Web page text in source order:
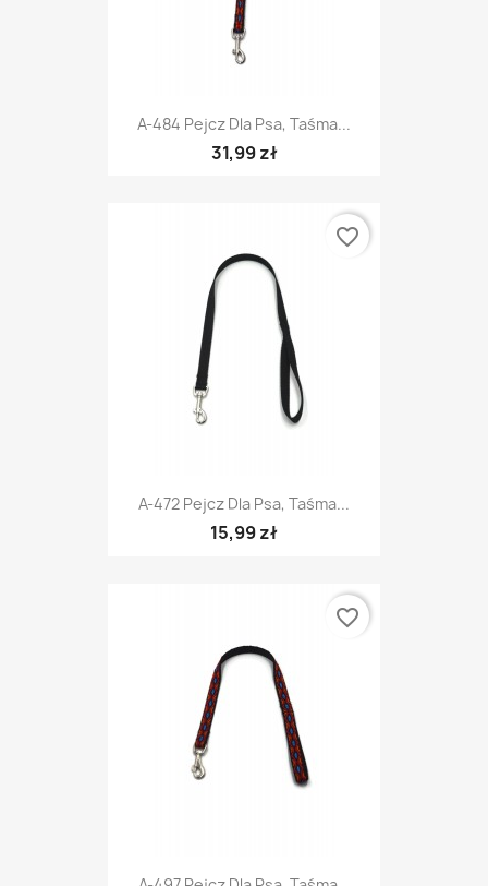
A-484 Pejcz Dla Psa, Taśma...
31,99 zł
A-472 Pejcz Dla Psa, Taśma...
15,99 zł
favorite_border
favorite_border